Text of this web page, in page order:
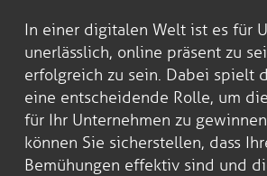
In einer digitalen Welt ist es für
unerlässlich, online präsent zu
erfolgreich zu sein. Dabei spielt
eine entscheidende Rolle, um
für Ihr Unternehmen zu
können Sie sicherstellen, dass
Bemühungen effektiv sind und